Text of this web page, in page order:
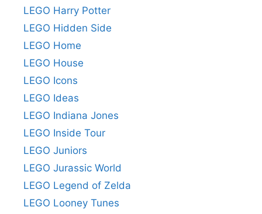
LEGO Harry Potter
LEGO Hidden Side
LEGO Home
LEGO House
LEGO Icons
LEGO Ideas
LEGO Indiana Jones
LEGO Inside Tour
LEGO Juniors
LEGO Jurassic World
LEGO Legend of Zelda
LEGO Looney Tunes